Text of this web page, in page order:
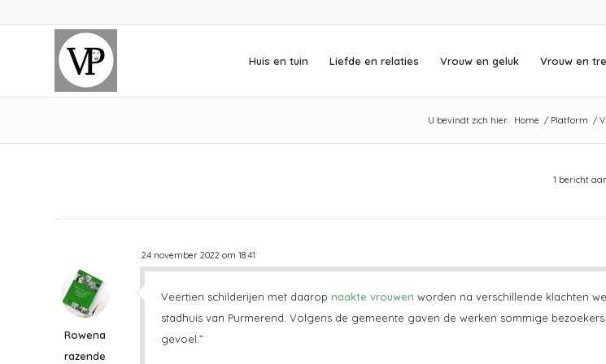
Huis en tuin Liefde en relaties Vrouw en geluk Vrouw en
U bevindt zich hier: Home / Platform /
1 bericht
24 november 2022 om 18:41
Rowena
razende
Veertien schilderijen met daarop naakte vrouwen worden na verschillende klachten
stadhuis van Purmerend. Volgens de gemeente gaven de werken sommige
gevoel.”